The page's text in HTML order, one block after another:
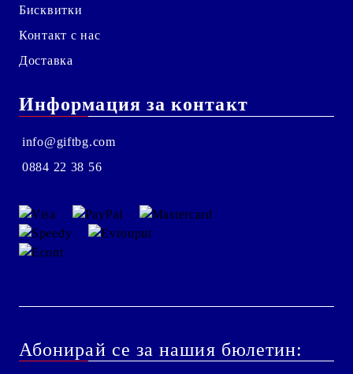
Бисквитки
Контакт с нас
Доставка
Информация за контакт
info@giftbg.com
0884 22 38 56
Абонирай се за нашия бюлетин: